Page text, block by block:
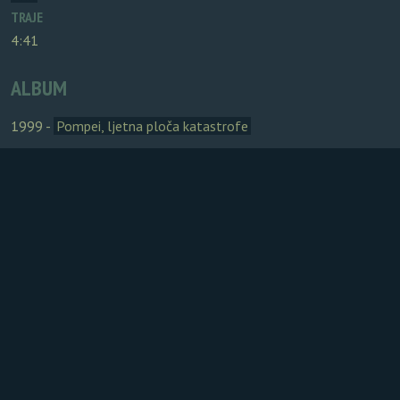
TRAJE
4:41
ALBUM
1999 - Pompei, ljetna ploča katastrofe